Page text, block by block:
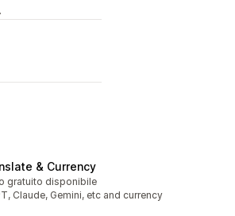
& Currency
gratuito disponibile
Claude, Gemini, etc and currency